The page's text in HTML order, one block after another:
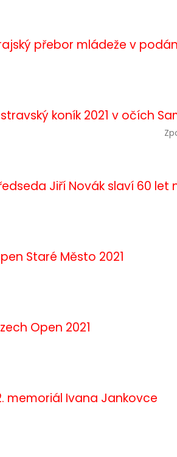
přebor mládeže v
koník 2021 v očích
Jiří Novák slaví 60
Staré Město 2021
Open 2021
memoriál Ivana Jankovce